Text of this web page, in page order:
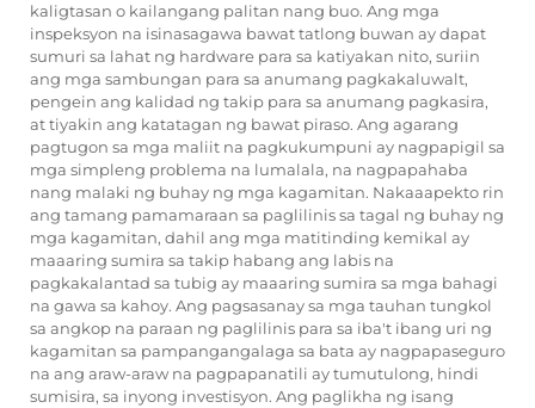
kaligtasan o kailangang palitan nang buo. Ang mga
inspeksyon na isinasagawa bawat tatlong buwan ay dapat
sumuri sa lahat ng hardware para sa katiyakan nito, suriin
ang mga sambungan para sa anumang pagkakaluwalt,
pengein ang kalidad ng takip para sa anumang pagkasira,
at tiyakin ang katatagan ng bawat piraso. Ang agarang
pagtugon sa mga maliit na pagkukumpuni ay nagpapigil sa
mga simpleng problema na lumalala, na nagpapahaba
nang malaki ng buhay ng mga kagamitan. Nakaaapekto rin
ang tamang pamamaraan sa paglilinis sa tagal ng buhay ng
mga kagamitan, dahil ang mga matitinding kemikal ay
maaaring sumira sa takip habang ang labis na
pagkakalantad sa tubig ay maaaring sumira sa mga bahagi
na gawa sa kahoy. Ang pagsasanay sa mga tauhan tungkol
sa angkop na paraan ng paglilinis para sa iba't ibang uri ng
kagamitan sa pampangangalaga sa bata ay nagpapaseguro
na ang araw-araw na pagpapanatili ay tumutulong, hindi
sumisira, sa inyong investisyon. Ang paglikha ng isang